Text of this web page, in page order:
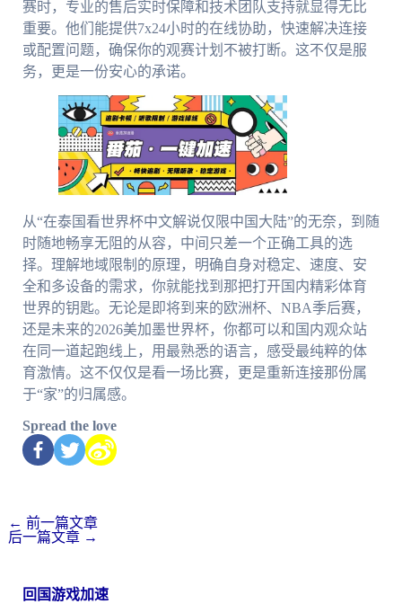
赛时，专业的售后实时保障和技术团队支持就显得无比
重要。他们能提供7x24小时的在线协助，快速解决连接
或配置问题，确保你的观赛计划不被打断。这不仅是服
务，更是一份安心的承诺。
从“在泰国看世界杯中文解说仅限中国大陆”的无奈，到随
时随地畅享无阻的从容，中间只差一个正确工具的选
择。理解地域限制的原理，明确自身对稳定、速度、安
全和多设备的需求，你就能找到那把打开国内精彩体育
世界的钥匙。无论是即将到来的欧洲杯、NBA季后赛，
还是未来的2026美加墨世界杯，你都可以和国内观众站
在同一道起跑线上，用最熟悉的语言，感受最纯粹的体
育激情。这不仅仅是看一场比赛，更是重新连接那份属
于“家”的归属感。
Spread the love
← 前一篇文章
后一篇文章 →
回国游戏加速